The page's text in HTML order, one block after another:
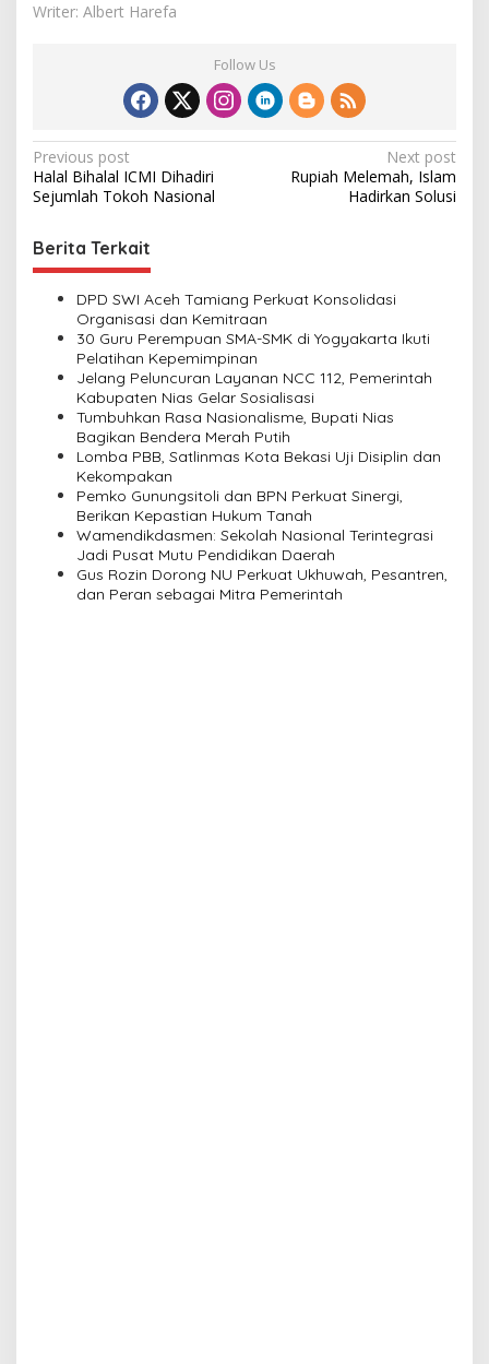
Writer: Albert Harefa
Follow Us
P
o
t
n
Previous post
Halal Bihalal ICMI Dihadiri
Sejumlah Tokoh Nasional
Next post
Rupiah Melemah, Islam
Hadirkan Solusi
Berita Terkait
DPD SWI Aceh Tamiang Perkuat Konsolidasi
Organisasi dan Kemitraan
30 Guru Perempuan SMA-SMK di Yogyakarta Ikuti
Pelatihan Kepemimpinan
Jelang Peluncuran Layanan NCC 112, Pemerintah
Kabupaten Nias Gelar Sosialisasi
Tumbuhkan Rasa Nasionalisme, Bupati Nias
Bagikan Bendera Merah Putih
Lomba PBB, Satlinmas Kota Bekasi Uji Disiplin dan
Kekompakan
Pemko Gunungsitoli dan BPN Perkuat Sinergi,
Berikan Kepastian Hukum Tanah
Wamendikdasmen: Sekolah Nasional Terintegrasi
Jadi Pusat Mutu Pendidikan Daerah
Gus Rozin Dorong NU Perkuat Ukhuwah, Pesantren,
dan Peran sebagai Mitra Pemerintah